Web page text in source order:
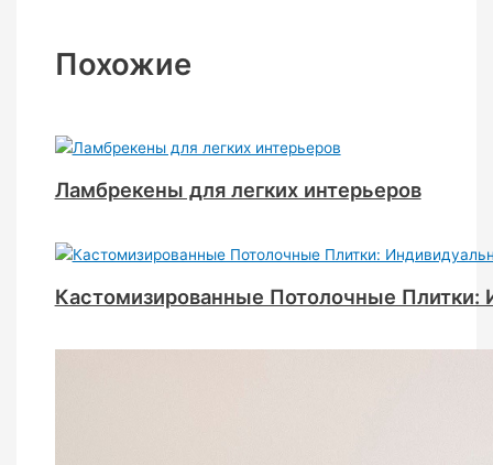
Похожие
Ламбрекены для легких интерьеров
Кастомизированные Потолочные Плитки: